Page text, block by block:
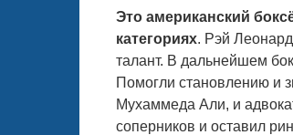
Это американский
категориях. Рэй
талант. В дальнейшем
Помогли становлению и
Мухаммеда Али, и
соперников и оставил